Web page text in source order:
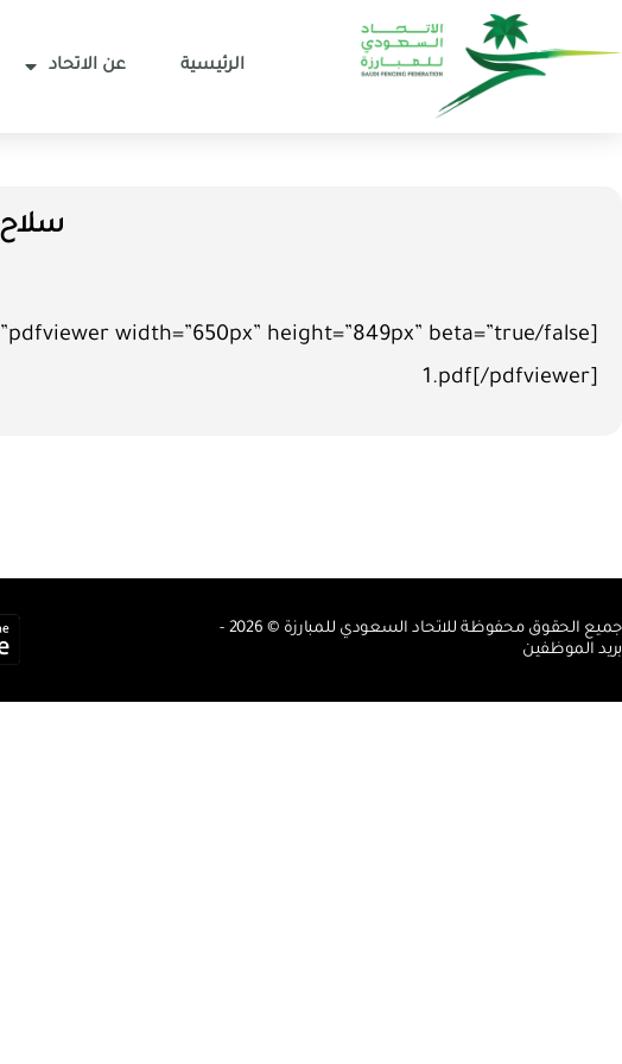
الرئيسية عن الاتحاد
1.pdf[/pdfviewer]
جميع الحقوق محفوظة للاتحاد السعودي للمبارزة © 2026 -
بريد الموظفين